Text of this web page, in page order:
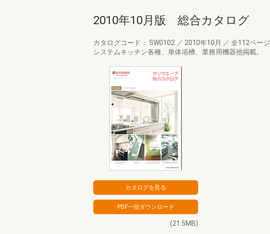
2010年10月版 総合カタログ
カタログコード： SW0102 ／ 2010年10月 ／ 全112ページ
システムキッチン各種、単体浴槽、業務用機器他掲載。
(21.5MB)